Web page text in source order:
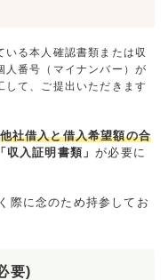
る本人確認書類または収
人番号（マイナンバー）が
して、ご提出いただきます
他社借入と借入希望額の合
「収入証明書類」が必要に
際に念のため持参してお
要)